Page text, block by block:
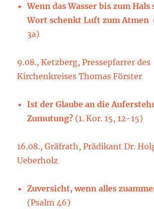
Wenn das Wasser bis zum
Wort schenkt Luft zum Atmen
3a)
9.08., Ketzberg, Pressepfarrer des
Kirchenkreises Thomas Förster
Ist der Glaube an die
Zumutung? (1. Kor. 15, 12-15)
16.08., Gräfrath, Prädikant Dr.
Ueberholz
Zuversicht, wenn alles
(Psalm 46)